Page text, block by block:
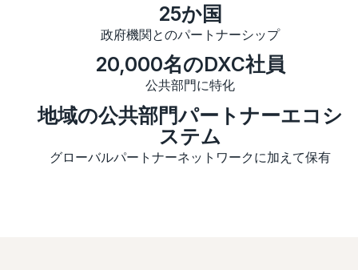
25か国
政府機関とのパートナーシップ
20,000名のDXC社員
公共部門に特化
地域の公共部門パートナーエコシ
ステム
グローバルパートナーネットワークに加えて保有